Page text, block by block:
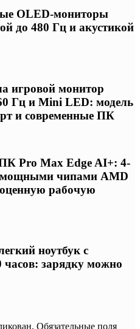
OLED-мониторы
до 480 Гц и акустикой
игровой монитор
Гц и Mini LED: модель
и современные ПК
Pro Max Edge AI+: 4-
мощными чипами AMD
рабочую
ноутбук с
часов: зарядку можно
Обязательные поля